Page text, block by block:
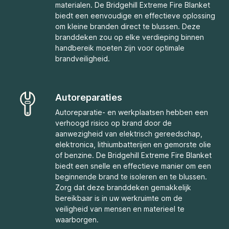
materialen. De Bridgehill Extreme Fire Blanket
biedt een eenvoudige en effectieve oplossing
om kleine branden direct te blussen. Deze
branddeken zou op elke verdieping binnen
handbereik moeten zijn voor optimale
brandveiligheid.
Autoreparaties
Autoreparatie- en werkplaatsen hebben een
verhoogd risico op brand door de
aanwezigheid van elektrisch gereedschap,
elektronica, lithiumbatterijen en gemorste olie
of benzine. De Bridgehill Extreme Fire Blanket
biedt een snelle en effectieve manier om een
beginnende brand te isoleren en te blussen.
Zorg dat deze branddeken gemakkelijk
bereikbaar is in uw werkruimte om de
veiligheid van mensen en materieel te
waarborgen.